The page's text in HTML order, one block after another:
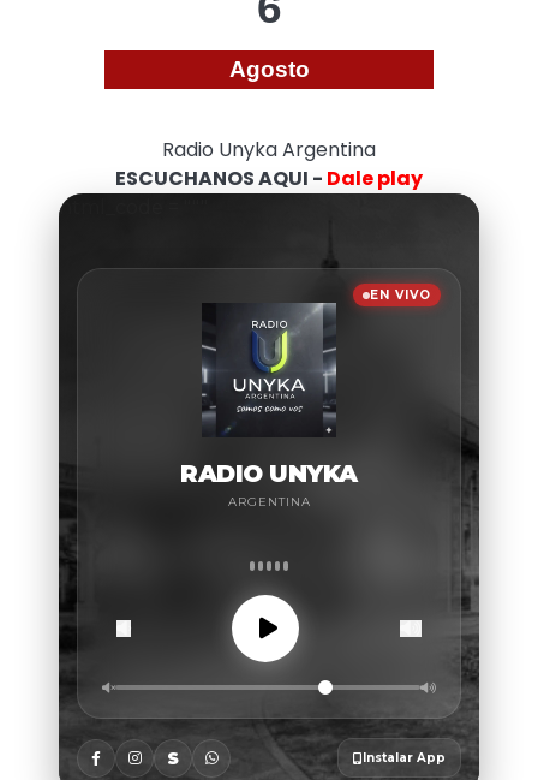
Agosto
Radio Unyka Argentina
ESCUCHANOS AQUI - Dale play